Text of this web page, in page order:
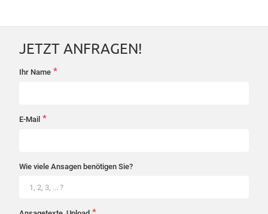
Player
JETZT ANFRAGEN!
startseite-
Ihr Name *
E-Mail *
Wie viele Ansagen benötigen Sie?